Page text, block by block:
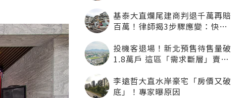
基泰大直爛尾建商判退千萬再賠
百萬！律師揭3步驟應變：快通
投機客退場！新北預售待售量破
1.8萬戶 這區「需求斷層」賣壓
李遠哲大直水岸豪宅「房價又破
底」！專家曝原因